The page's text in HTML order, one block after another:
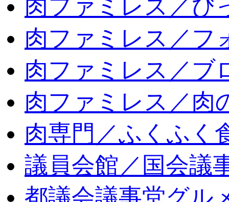
肉ファミレス／び
肉ファミレス／フ
肉ファミレス／ブ
肉ファミレス／肉
肉専門／ふくふく
議員会館／国会議